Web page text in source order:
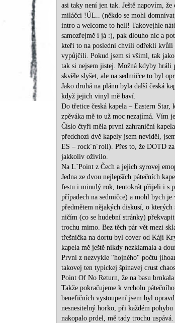
asi taky není jen tak. Ještě napovím,
miláčci !ÚL.. (někdo se mohl
intro a welcome to hell! Takovejhle
samozřejmě i já :), pak dlouho nic a
kteří to na poslední chvíli odřekli kvůli
vypůjčili. Pokud jsem si všiml, tak jako
tak si nejsem jistej. Možná kdyby hráli
skvěle slyšet, ale na sedmičce to byl
Jako druhá na plánu byla další česká
když jejich vinyl mě baví.
Do třetice česká kapela – Eastern
zpěváka mě to už moc nezajímá. Vím
Číslo čtyři měla první zahraniční
předchozí dvě kapely jsem neviděl,
ES – rock´n´roll). Přes to, že DOTD
jakkoliv oživilo.
Na L´Point z Čech a jejich syrovej
Jedna ze dvou nejlepších pátečních
festu i minulý rok, tentokrát přijeli i s
případech na sedmičce) a mohl bych
předmětem nějakých diskusí, o
ničím (co se hudební stránky)
trochu mimo. Bez těch pár vět mezi
třešnička na dortu byl cover od Káji
kapela mě ještě nikdy nezklamala a
První z nezvykle "hojného" počtu
takovej ten typickej špinavej crust
Point Of No Return, že na basu
Takže pokračujeme k vrcholu
benefičních vystoupení jsem byl
nesnesitelný horko, při každém
nakopalo prdel, mě tady trochu